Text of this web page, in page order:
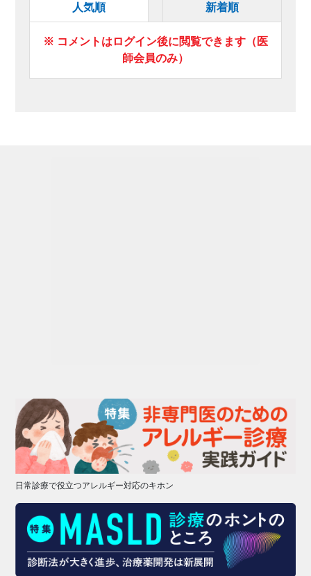
人気順 新着順
※ コメントはログイン後に閲覧できます（医
師会員のみ）
日常診療で役立つアレルギー対応のキホン